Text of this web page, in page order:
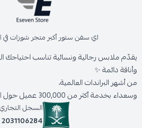
اي سفن ستور أكبر متجر شوزات في
يقدّم ملابس رجالية ونسائية تناسب احتياجك
وأناقة دائمة ✨
من أشهر البراندات العالمية،
وسعداء بخدمة أكثر من 300,000 عميل حول المملكة.
السجل التجاري
2031106284